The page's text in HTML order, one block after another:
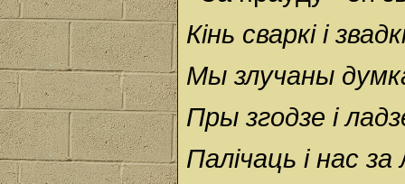
Кінь сваркі i
Мы злучаны
Пры згодзе i
Палічаць i нас